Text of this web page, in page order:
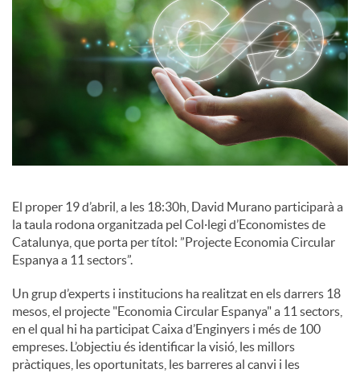
o
i
a
l
s
El proper 19 d’abril, a les 18:30h, David Murano participarà a
la taula rodona organitzada pel Col·legi d’Economistes de
Catalunya, que porta per títol: ”Projecte Economia Circular
Espanya a 11 sectors”.
Un grup d’experts i institucions ha realitzat en els darrers 18
mesos, el projecte "Economia Circular Espanya" a 11 sectors,
en el qual hi ha participat Caixa d’Enginyers i més de 100
empreses. L’objectiu és identificar la visió, les millors
pràctiques, les oportunitats, les barreres al canvi i les